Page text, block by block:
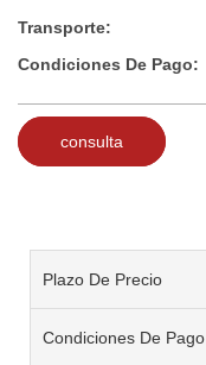
Transporte:
Condiciones De Pago:
consulta
Plazo De Precio
Condiciones De Pago